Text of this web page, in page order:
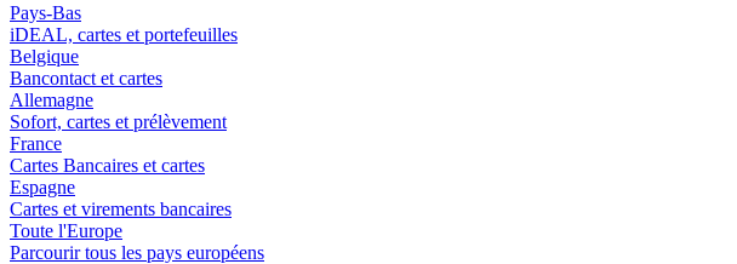
Pays-Bas
iDEAL, cartes et portefeuilles
Belgique
Bancontact et cartes
Allemagne
Sofort, cartes et prélèvement
France
Cartes Bancaires et cartes
Espagne
Cartes et virements bancaires
Toute l'Europe
Parcourir tous les pays européens